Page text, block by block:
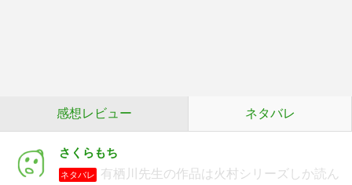
感想レビュー ネタバレ
さくらもち
ネタバレ
有栖川先生の作品は火村シリーズしか読ん